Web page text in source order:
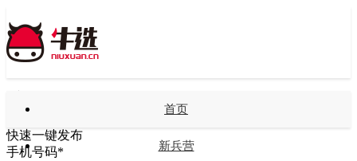
首页
新兵营
快速一键发布
手机号码*